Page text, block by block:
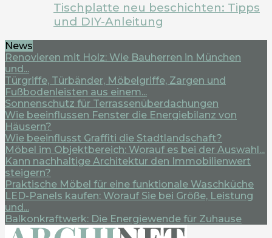
Tischplatte neu beschichten: Tipps
und DIY-Anleitung
News
Renovieren mit Holz: Wie Bauherren in München
und...
Türgriffe, Türbänder, Möbelgriffe, Zargen und
Fußbodenleisten aus einem...
Sonnenschutz für Terrassenüberdachungen
Wie beeinflussen Fenster die Energiebilanz von
Häusern?
Wie beeinflusst Graffiti die Stadtlandschaft?
Möbel im Objektbereich: Worauf es bei der Auswahl...
Kann nachhaltige Architektur den Immobilienwert
steigern?
Praktische Möbel für eine funktionale Waschküche
LED-Panels kaufen: Worauf Sie bei Größe, Leistung
und...
Balkonkraftwerk: Die Energiewende für Zuhause